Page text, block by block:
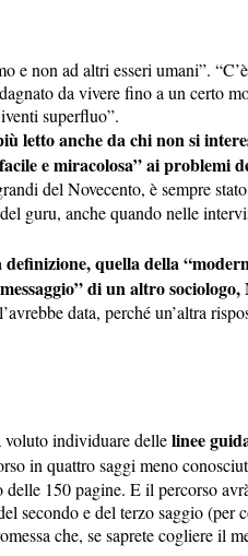
e non ad altri esseri umani”.
da vivere fino a un certo
superfluo”.
letto anche da chi non si
e miracolosa” ai problemi
del Novecento, è sempre
guru, anche quando nelle
quella della
di un altro
data, perché un’altra
voluto individuare dellelinee
in quattro saggi meno
150 pagine. E il percorso
secondo e del terzo saggio (per
che, se saprete cogliere il